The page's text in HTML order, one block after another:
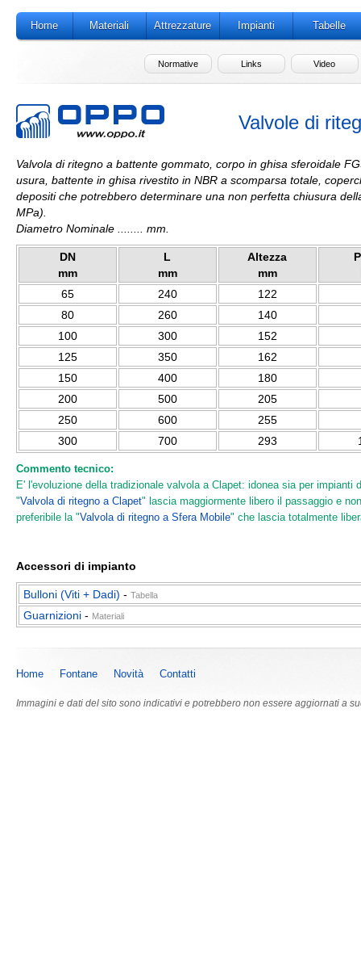
Home Materiali Attrezzature Impianti Tabelle
Normative Links Video
Valvole di
Valvola di ritegno a battente gommato, corpo in ghisa sferoidale
usura, battente in ghisa rivestito in NBR a scomparsa totale,
depositi che potrebbero determinare una non perfetta chiusura
MPa).
Diametro Nominale ........ mm.
DN
mm
L
mm
Altezza
mm
65
240
122
80
260
140
100
300
152
125
350
162
150
400
180
200
500
205
250
600
255
300
700 293
Commento tecnico:
E' l'evoluzione della tradizionale valvola a Clapet: idonea sia per
"Valvola di ritegno a Clapet" lascia maggiormente libero il passaggio e
preferibile la "Valvola di ritegno a Sfera Mobile" che lascia totalmente
Accessori di impianto
Bulloni (Viti + Dadi) - Tabella
Guarnizioni - Materiali
Home Fontane Novità Contatti
Immagini e dati del sito sono indicativi e potrebbero non essere aggiornati a